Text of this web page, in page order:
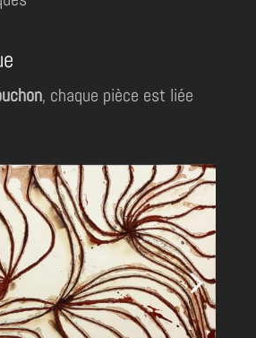
, chaque pièce est liée